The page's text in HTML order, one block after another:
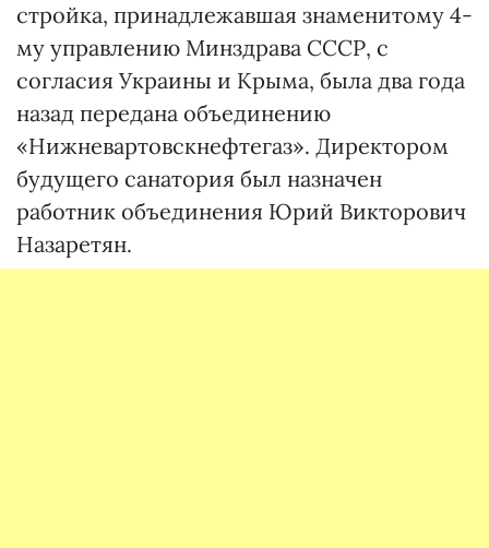
стройка, принадлежавшая знаменитому 4-
му управлению Минздрава СССР, с
согласия Украины и Крыма, была два года
назад передана объединению
«Нижневартовскнефтегаз». Директором
будущего санатория был назначен
работник объединения Юрий Викторович
Назаретян.